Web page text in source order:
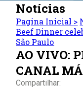
Notícias
Pagina Inicial >
Beef Dinner
São Paulo
AO VIVO:
CANAL
Compartilhar: